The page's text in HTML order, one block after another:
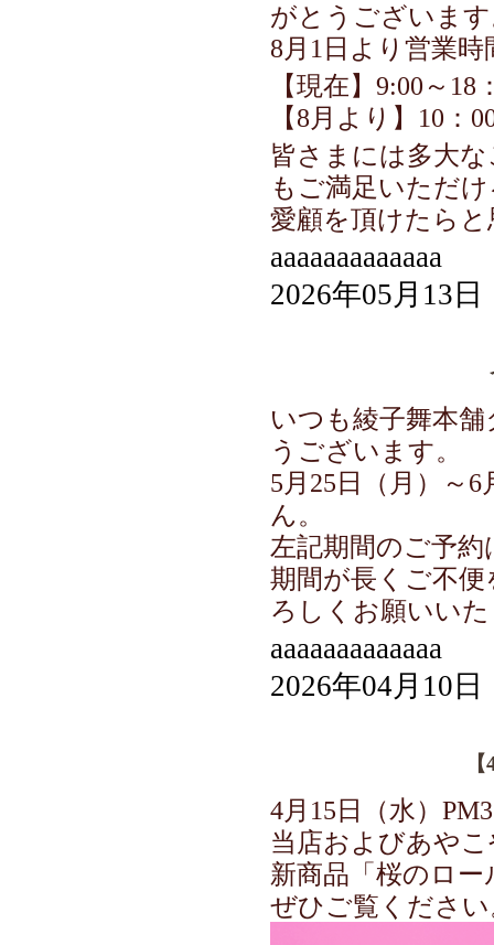
がとうございま
8月1日より営業
【現在】9:00～18
【8月より】10：
皆さまには多大
もご満足いただ
愛顧を頂けたら
aaaaaaaaaaaaa
2026年05月13日
いつも綾子舞本
うございます。
5月25日（月）～
ん。
左記期間のご予
期間が長くご不
ろしくお願いい
aaaaaaaaaaaaa
2026年04月10日
4月15日（水）
当店およびあや
新商品「桜のロ
ぜひご覧くださ